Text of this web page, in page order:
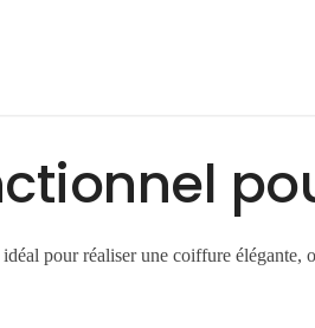
pour réaliser une coiffure élégante,